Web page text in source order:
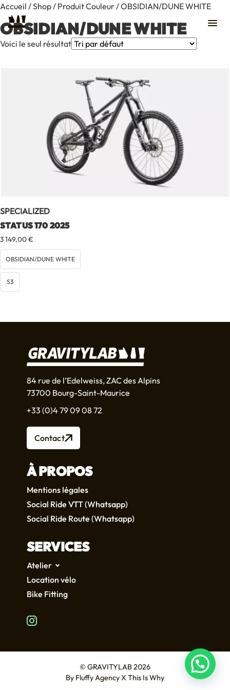
Contact
Accueil /Shop/ Produit Couleur / OBSIDIAN/DUNE WHITE
OBSIDIAN/DUNE WHITE
Voici le seul résultat
SPECIALIZED
STATUS 170 2025
3 149,00€
OBSIDIAN/DUNE WHITE
S3
84 rue de l’Edelweiss, ZAC des Alpins
73700 Bourg-Saint-Maurice
+33 (0)4 79 09 08 72
Contact
À PROPOS
Mentions légales
Social Ride VTT (Whatsapp)
Social Ride Route (Whatsapp)
SERVICES
Atelier
Location vélo
Bike Fitting
© GRAVITYLAB 2026
By Fluffy AgencyXThis Is Why